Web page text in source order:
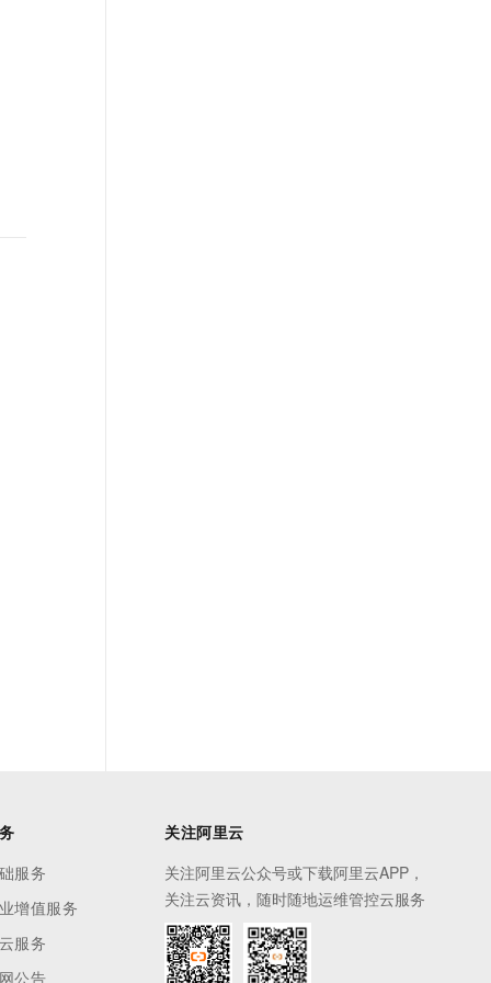
服务
增值服务
服务
公告
关注阿里云
关注阿里云公众号或下载阿里云APP，
关注云资讯，随时随地运维管控云服务